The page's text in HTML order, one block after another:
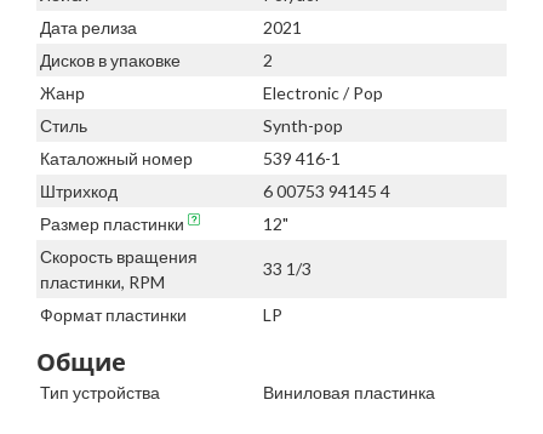
Дата релиза
2021
Дисков в упаковке
2
Жанр
Electronic / Pop
Стиль
Synth-pop
Каталожный номер
539 416-1
Штрихкод
6 00753 94145 4
Размер пластинки
12"
Скорость вращения
пластинки, RPM
33 1/3
Формат пластинки LP
Общие
Тип устройства Виниловая пластинка